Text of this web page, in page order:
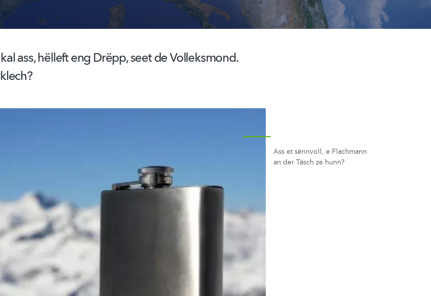
ass, hëlleft eng Drëpp, seet de Volleksmond.
Ass et sënnvoll, e Flachmann
an der Täsch ze hunn?